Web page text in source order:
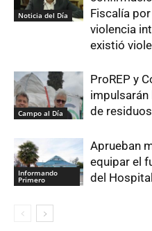
Noticia del Día
Fiscalía
violencia
existió
Campo al Día
ProREP y
de
Informando
Primero
Aprueban
equipar el
del